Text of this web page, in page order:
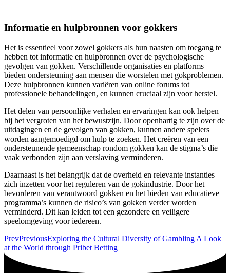
Informatie en hulpbronnen voor gokkers
Het is essentieel voor zowel gokkers als hun naasten om toegang te
hebben tot informatie en hulpbronnen over de psychologische
gevolgen van gokken. Verschillende organisaties en platforms
bieden ondersteuning aan mensen die worstelen met gokproblemen.
Deze hulpbronnen kunnen variëren van online forums tot
professionele behandelingen, en kunnen cruciaal zijn voor herstel.
Het delen van persoonlijke verhalen en ervaringen kan ook helpen
bij het vergroten van het bewustzijn. Door openhartig te zijn over de
uitdagingen en de gevolgen van gokken, kunnen andere spelers
worden aangemoedigd om hulp te zoeken. Het creëren van een
ondersteunende gemeenschap rondom gokken kan de stigma’s die
vaak verbonden zijn aan verslaving verminderen.
Daarnaast is het belangrijk dat de overheid en relevante instanties
zich inzetten voor het reguleren van de gokindustrie. Door het
bevorderen van verantwoord gokken en het bieden van educatieve
programma’s kunnen de risico’s van gokken verder worden
verminderd. Dit kan leiden tot een gezondere en veiligere
speelomgeving voor iedereen.
PrevPreviousExploring the Cultural Diversity of Gambling A Look
at the World through Pribet Betting